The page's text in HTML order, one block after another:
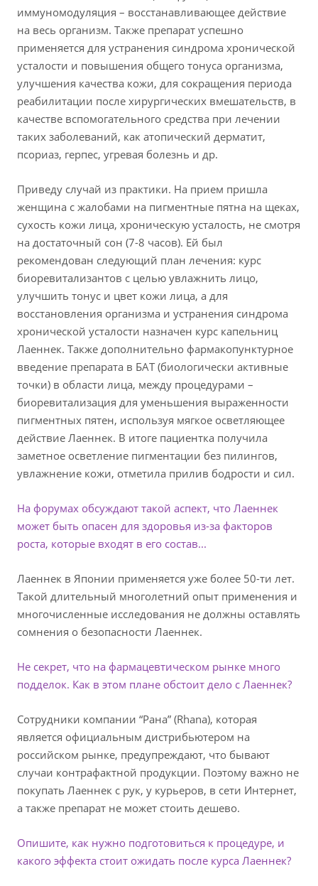
иммуномодуляция – восстанавливающее действие
на весь организм. Также препарат успешно
применяется для устранения синдрома хронической
усталости и повышения общего тонуса организма,
улучшения качества кожи, для сокращения периода
реабилитации после хирургических вмешательств, в
качестве вспомогательного средства при лечении
таких заболеваний, как атопический дерматит,
псориаз, герпес, угревая болезнь и др.
Приведу случай из практики. На прием пришла
женщина с жалобами на пигментные пятна на щеках,
сухость кожи лица, хроническую усталость, не смотря
на достаточный сон (7-8 часов). Ей был
рекомендован следующий план лечения: курс
биоревитализантов с целью увлажнить лицо,
улучшить тонус и цвет кожи лица, а для
восстановления организма и устранения синдрома
хронической усталости назначен курс капельниц
Лаеннек. Также дополнительно фармакопунктурное
введение препарата в БАТ (биологически активные
точки) в области лица, между процедурами –
биоревитализация для уменьшения выраженности
пигментных пятен, используя мягкое осветляющее
действие Лаеннек. В итоге пациентка получила
заметное осветление пигментации без пилингов,
увлажнение кожи, отметила прилив бодрости и сил.
На форумах обсуждают такой аспект, что Лаеннек
может быть опасен для здоровья из-за факторов
роста, которые входят в его состав...
Лаеннек в Японии применяется уже более 50-ти лет.
Такой длительный многолетний опыт применения и
многочисленные исследования не должны оставлять
сомнения о безопасности Лаеннек.
Не секрет, что на фармацевтическом рынке много
подделок. Как в этом плане обстоит дело с Лаеннек?
Сотрудники компании “Рана” (Rhana), которая
является официальным дистрибьютером на
российском рынке, предупреждают, что бывают
случаи контрафактной продукции. Поэтому важно не
покупать Лаеннек с рук, у курьеров, в сети Интернет,
а также препарат не может стоить дешево.
Опишите, как нужно подготовиться к процедуре, и
какого эффекта стоит ожидать после курса Лаеннек?